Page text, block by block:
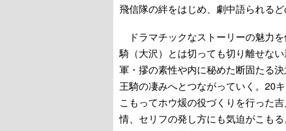
飛信隊の絆をはじめ、劇中語られる
ドラマチックなストーリーの魅力
騎（大沢）とは切っても切り離せな
軍・摎の素性や内に秘めた断固たる
王騎の凄みへとつながっていく。20
こもってホウ煖の役づくりを行った
情、セリフの発し方にも気迫がこも